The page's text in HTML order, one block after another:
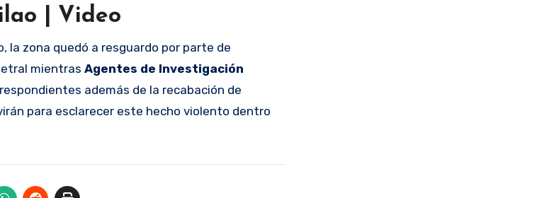
| Video
la zona quedó a resguardo por parte de
mientras Agentes de Investigación
además de la recabación de
para esclarecer este hecho violento dentro